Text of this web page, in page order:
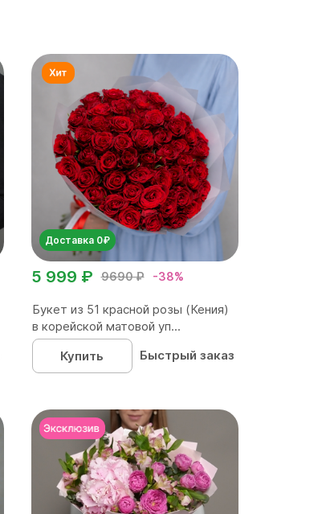
Доставка 0₽
9690 ₽ -38%
5 999 ₽
Букет из 51 красной розы (Кения)
в корейской матовой уп...
Купить
Быстрый заказ